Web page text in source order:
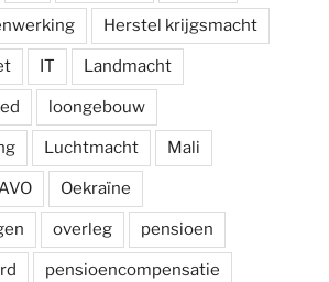
Herstel krijgsmacht
IT Landmacht
loongebouw
Luchtmacht Mali
Oekraïne
overleg pensioen
pensioencompensatie